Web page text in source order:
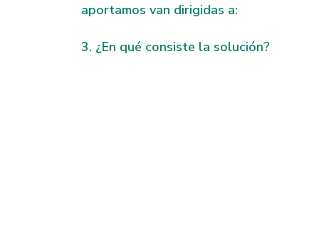
aportamos van dirigidas a:
¿En qué consiste la solución?